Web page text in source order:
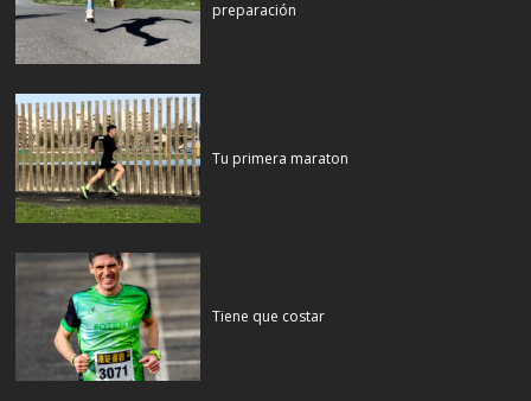
preparación
Tu primera maraton
Tiene que costar